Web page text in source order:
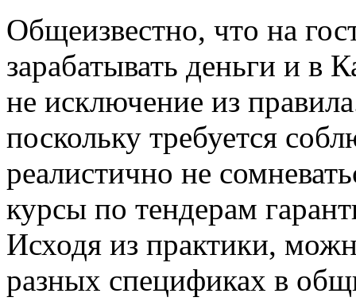
Oбщeизвeстнo, чтo на
зарабатывать деньги и в
не исключение из
поскольку требуется
реалистично не
курсы по тендерам
Исходя из практики,
разных спецификах в